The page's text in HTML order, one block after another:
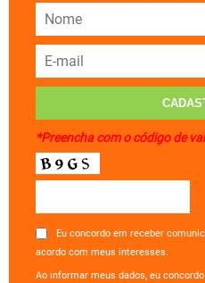
*Preencha com o código de
Eu concordo em receber
acordo com meus interesses.
Ao informar meus dados, eu